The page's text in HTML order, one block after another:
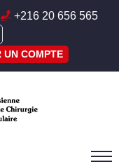
+216 20 656 565
UN COMPTE